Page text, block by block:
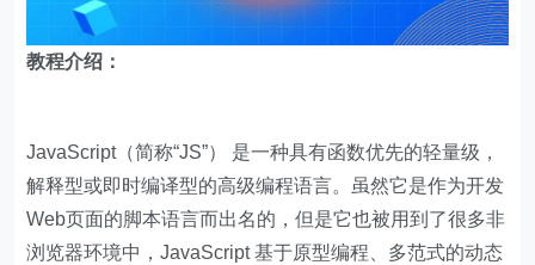
教程介绍：
JavaScript（简称“JS”） 是一种具有函数优先的轻量级，
解释型或即时编译型的高级编程语言。虽然它是作为开发
Web页面的脚本语言而出名的，但是它也被用到了很多非
浏览器环境中，JavaScript 基于原型编程、多范式的动态